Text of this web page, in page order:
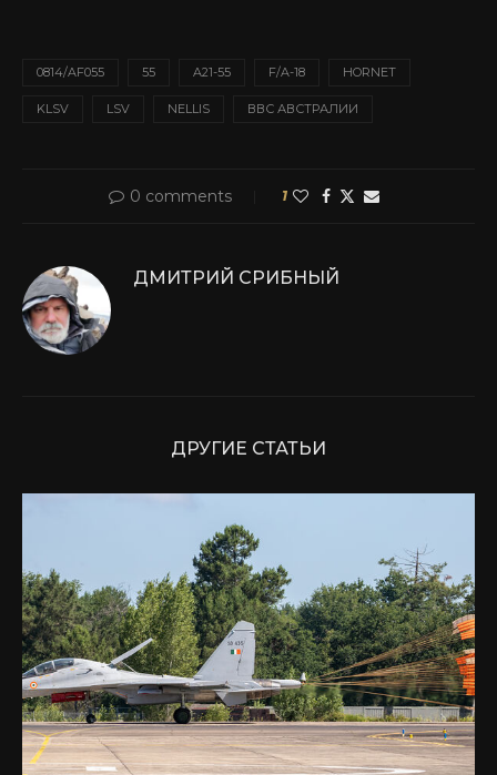
0814/AF055 55 A21-55 F/A-18 HORNET
KLSV LSV NELLIS ВВС АВСТРАЛИИ
0 comments 1
ДМИТРИЙ СРИБНЫЙ
ДРУГИЕ СТАТЬИ